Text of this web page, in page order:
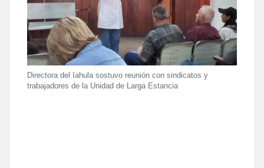
Directora del Iahula sostuvo reunión con sindicatos y
trabajadores de la Unidad de Larga Estancia